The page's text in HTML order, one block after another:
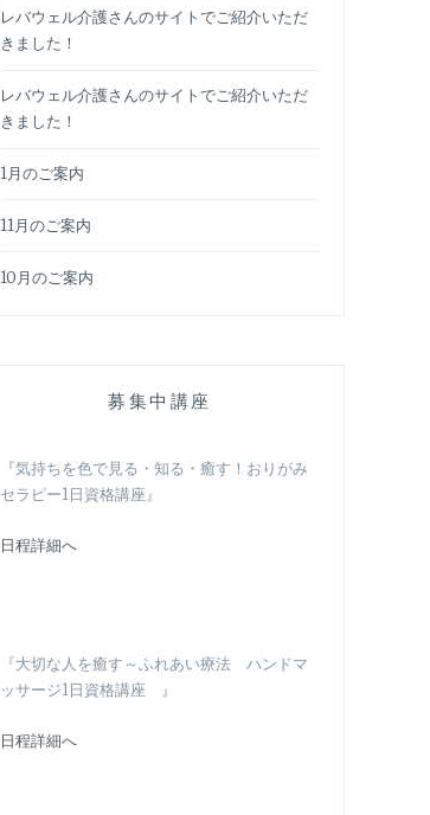
レバウェル介護さんのサイトでご紹介いただ
きました！
レバウェル介護さんのサイトでご紹介いただ
きました！
1月のご案内
11月のご案内
10月のご案内
募集中講座
『気持ちを色で見る・知る・癒す！おりがみ
セラピー1日資格講座』
日程詳細へ
『大切な人を癒す～ふれあい療法 ハンドマ
ッサージ1日資格講座 』
日程詳細へ